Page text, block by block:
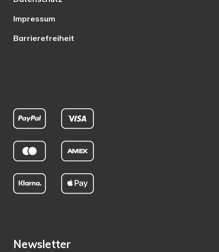
Impressum
Barrierefreiheit
Newsletter